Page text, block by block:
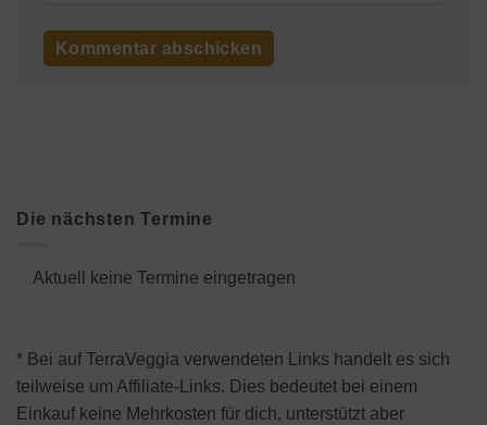
Die nächsten Termine
Aktuell keine Termine eingetragen
* Bei auf TerraVeggia verwendeten Links handelt es sich
teilweise um Affiliate-Links. Dies bedeutet bei einem
Einkauf keine Mehrkosten für dich, unterstützt aber